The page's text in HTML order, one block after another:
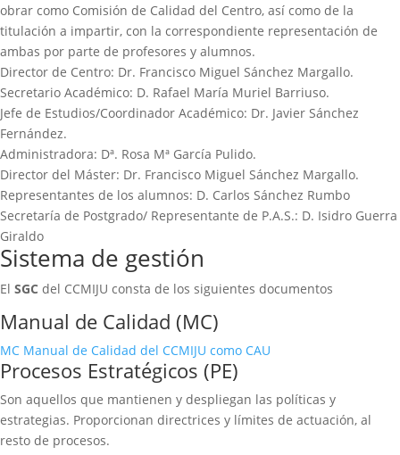
obrar como Comisión de Calidad del Centro, así como de la
titulación a impartir, con la correspondiente representación de
ambas por parte de profesores y alumnos.
Director de Centro: Dr. Francisco Miguel Sánchez Margallo.
Secretario Académico: D. Rafael María Muriel Barriuso.
Jefe de Estudios/Coordinador Académico: Dr. Javier Sánchez
Fernández.
Administradora: Dª. Rosa Mª García Pulido.
Director del Máster: Dr. Francisco Miguel Sánchez Margallo.
Representantes de los alumnos: D. Carlos Sánchez Rumbo
Secretaría de Postgrado/ Representante de P.A.S.: D. Isidro Guerra
Giraldo
Sistema de gestión
El SGC del CCMIJU consta de los siguientes documentos
Manual de Calidad (MC)
MC Manual de Calidad del CCMIJU como CAU
Procesos Estratégicos (PE)
Son aquellos que mantienen y despliegan las políticas y
estrategias. Proporcionan directrices y límites de actuación, al
resto de procesos.